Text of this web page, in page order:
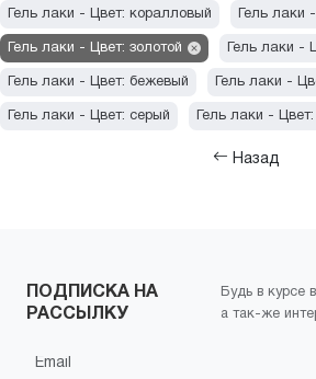
Гель-лаки JOIA vegan Stone Jewelry
Гель-лаки JOIA vegan Memories
Гель лаки - Цвет: коралловый Гель лаки
Гель лаки - Цвет: золотой Гель лаки -
Гель лаки - Цвет: бежевый Гель лаки -
Гель лаки - Цвет: серый Гель лаки -
Гель лаки
Гель лаки - Цвет: желтый Гель лаки -
Гель лаки - Цвет: белый
Назад
ПОДПИСКА НА
РАССЫЛКУ
Будь в курсе
а так-же